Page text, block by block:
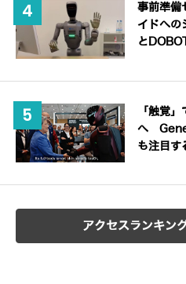
事前準備
イドへ
と
「触覚
へ
も注目す
アクセスランキン